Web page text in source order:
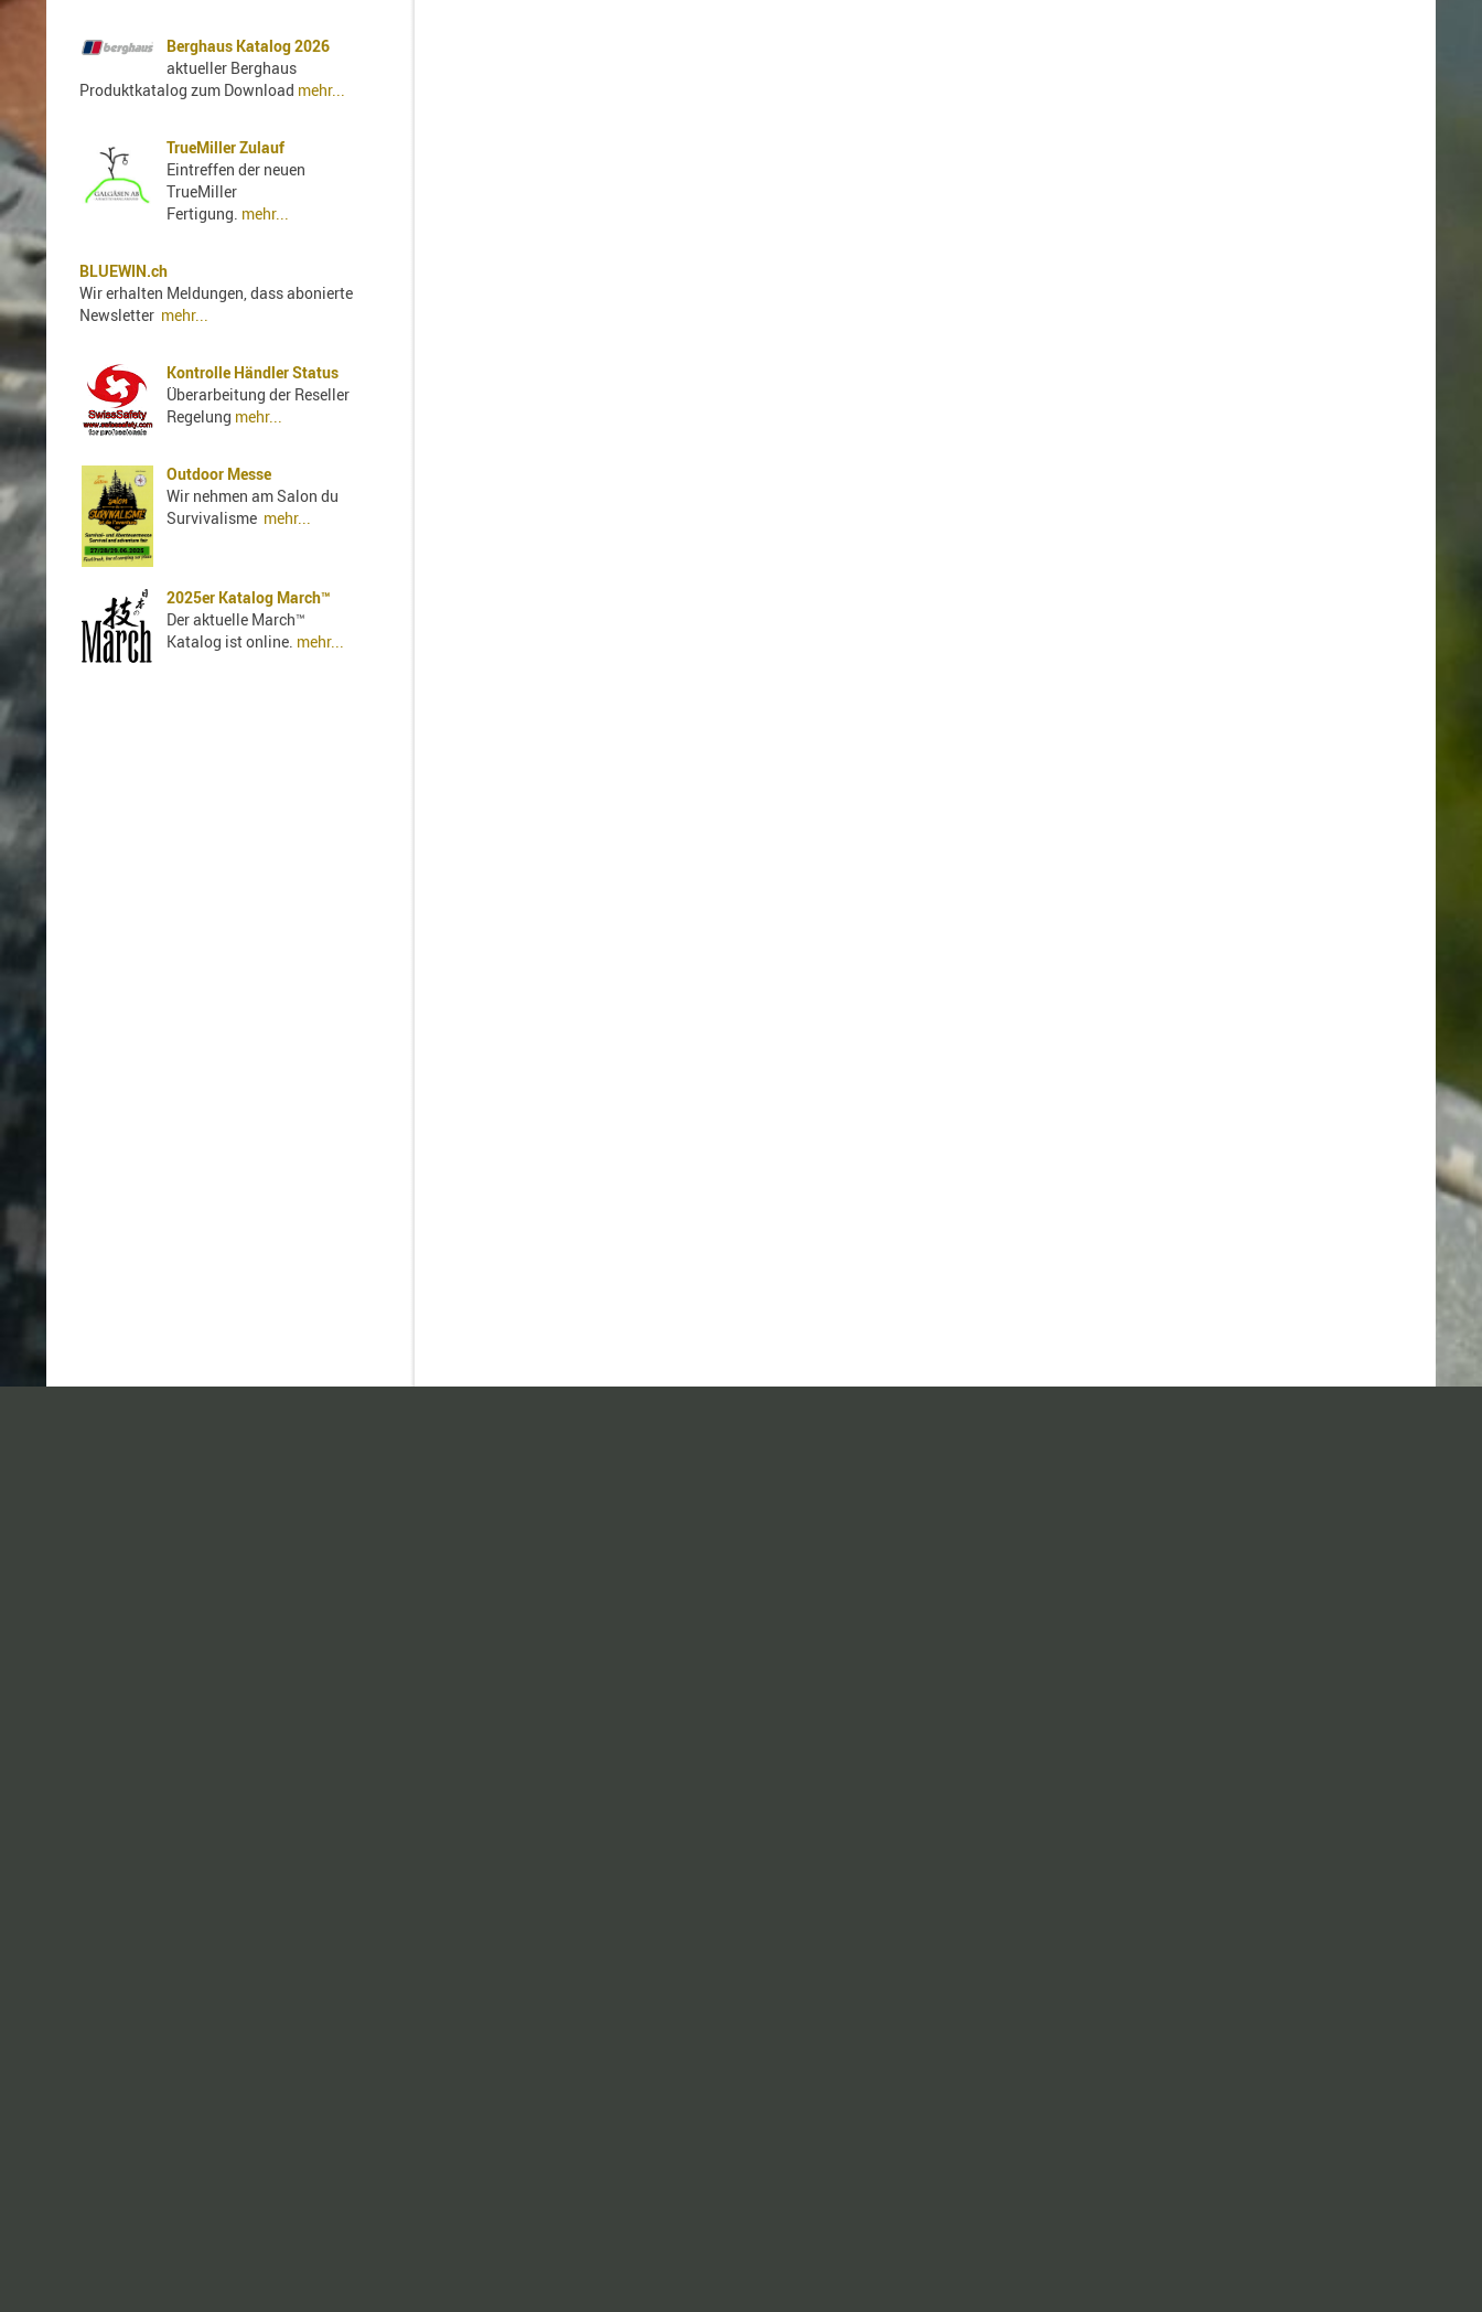
Berghaus Katalog 2026
aktueller Berghaus
Produktkatalog zum Download mehr...
TrueMiller Zulauf
Eintreffen der neuen
TrueMiller
Fertigung. mehr...
BLUEWIN.ch
Wir erhalten Meldungen, dass abonierte
Newsletter mehr...
Kontrolle Händler Status
Überarbeitung der Reseller
Regelung mehr...
Outdoor Messe
Wir nehmen am Salon du
Survivalisme mehr...
2025er Katalog March™
Der aktuelle March™
Katalog ist online. mehr...